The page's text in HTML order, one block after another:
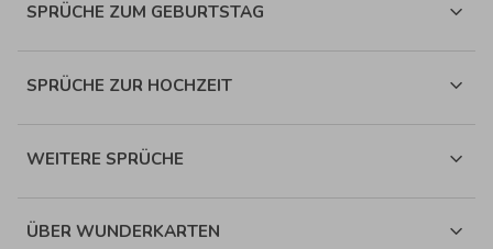
SPRÜCHE ZUM GEBURTSTAG
SPRÜCHE ZUR HOCHZEIT
WEITERE SPRÜCHE
ÜBER WUNDERKARTEN